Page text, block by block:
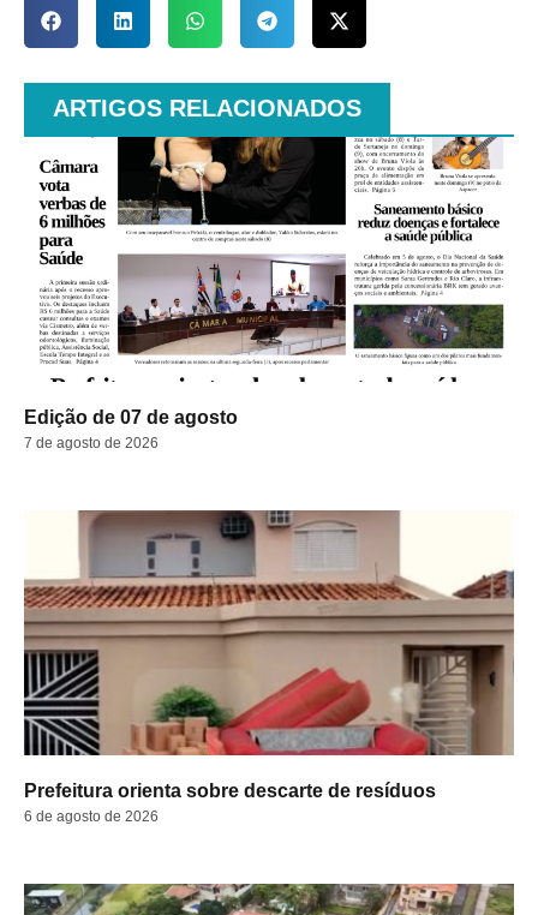
ARTIGOS RELACIONADOS
Edição de 07 de agosto
7 de agosto de 2026
Prefeitura orienta sobre descarte de resíduos
6 de agosto de 2026